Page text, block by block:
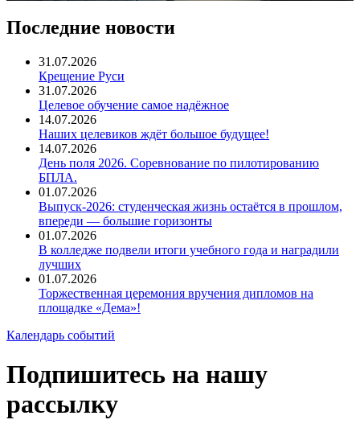
Последние новости
31.07.2026
Крещение Руси
31.07.2026
Целевое обучение самое надёжное
14.07.2026
Наших целевиков ждёт большое будущее!
14.07.2026
День поля 2026. Соревнование по пилотированию
БПЛА.
01.07.2026
Выпуск-2026: студенческая жизнь остаётся в прошлом,
впереди — большие горизонты
01.07.2026
В колледже подвели итоги учебного года и наградили
лучших
01.07.2026
Торжественная церемония вручения дипломов на
площадке «Дема»!
Календарь событий
Подпишитесь на нашу
рассылку